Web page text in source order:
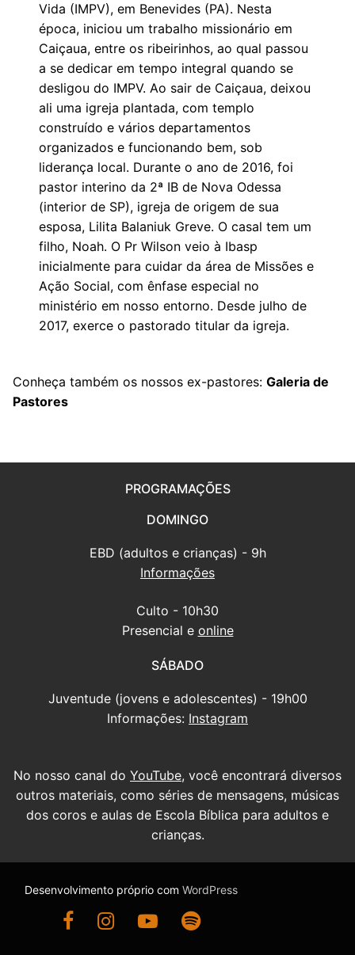
Vida (IMPV), em Benevides (PA). Nesta
época, iniciou um trabalho missionário em
Caiçaua, entre os ribeirinhos, ao qual passou
a se dedicar em tempo integral quando se
desligou do IMPV. Ao sair de Caiçaua, deixou
ali uma igreja plantada, com templo
construído e vários departamentos
organizados e funcionando bem, sob
liderança local. Durante o ano de 2016, foi
pastor interino da 2ª IB de Nova Odessa
(interior de SP), igreja de origem de sua
esposa, Lilita Balaniuk Greve. O casal tem um
filho, Noah. O Pr Wilson veio à Ibasp
inicialmente para cuidar da área de Missões e
Ação Social, com ênfase especial no
ministério em nosso entorno. Desde julho de
2017, exerce o pastorado titular da igreja.
Conheça também os nossos ex-pastores: Galeria de
Pastores
PROGRAMAÇÕES
DOMINGO
EBD (adultos e crianças) - 9h
Informações
Culto - 10h30
Presencial e online
SÁBADO
Juventude (jovens e adolescentes) - 19h00
Informações: Instagram
No nosso canal do YouTube, você encontrará diversos
outros materiais, como séries de mensagens, músicas
dos coros e aulas de Escola Bíblica para adultos e
crianças.
Desenvolvimento próprio com WordPress